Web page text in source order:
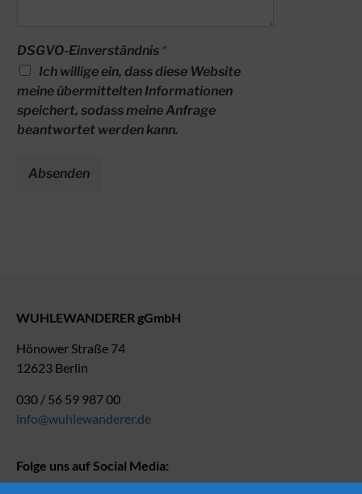
DSGVO-Einverständnis *
Ich willige ein, dass diese Website
meine übermittelten Informationen
speichert, sodass meine Anfrage
beantwortet werden kann.
Absenden
WUHLEWANDERER gGmbH
Hönower Straße 74
12623 Berlin
030 / 56 59 987 00
info@wuhlewanderer.de
Folge uns auf Social Media: